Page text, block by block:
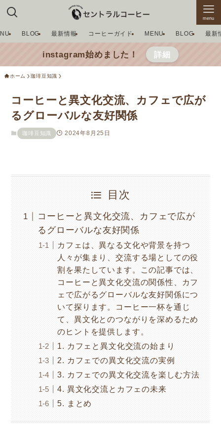
menu
BLOG 最新情報 コーヒーガイド MENU BLOG 最新
instagram始めました！ 詳細
ホーム 珈琲豆知識
コーヒーと異文化交流、カフェで広が
るグローバルな友好関係
珈琲豆知識 2024年8月25日
目次
コーヒーと異文化交流、カフェで広が
るグローバルな友好関係
カフェは、異なる文化や背景を持つ
人々が集まり、交流する場としての役
割を果たしています。この記事では、
コーヒーと異文化交流の関係性、カフ
ェで広がるグローバルな友好関係につ
いて探ります。コーヒー一杯を通じ
て、異文化とのつながりを深めるため
のヒントを提供します。
1. カフェと異文化交流の始まり
2. カフェでの異文化交流の実例
3. カフェでの異文化交流を楽しむ方法
4. 異文化交流とカフェの未来
5. まとめ